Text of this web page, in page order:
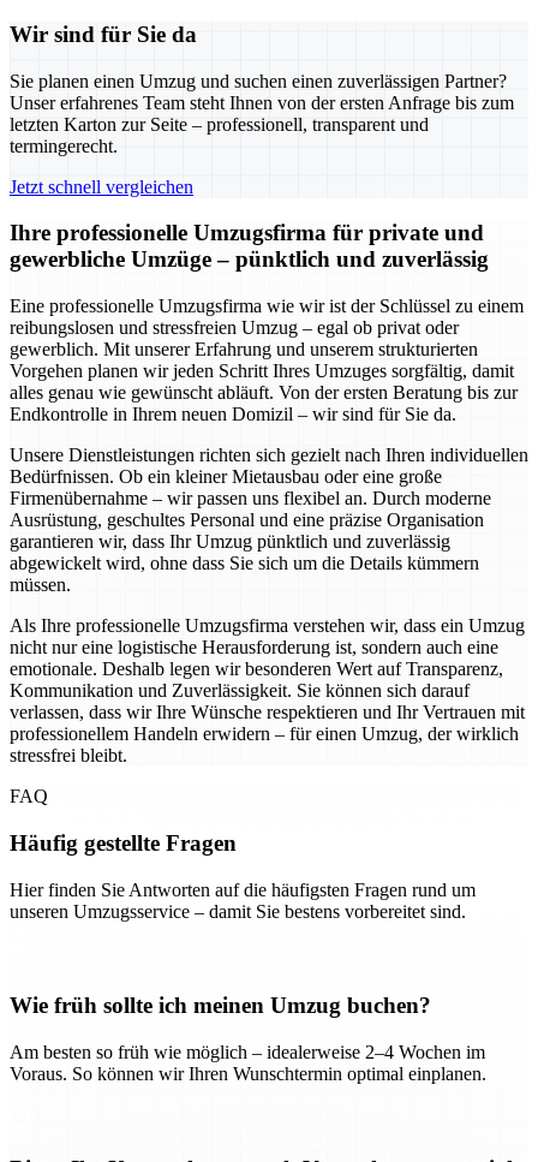
Wir sind für Sie da
Sie planen einen Umzug und suchen einen zuverlässigen Partner?
Unser erfahrenes Team steht Ihnen von der ersten Anfrage bis zum
letzten Karton zur Seite – professionell, transparent und
termingerecht.
Jetzt schnell vergleichen
Ihre professionelle Umzugsfirma für private und
gewerbliche Umzüge – pünktlich und zuverlässig
Eine professionelle Umzugsfirma wie wir ist der Schlüssel zu einem
reibungslosen und stressfreien Umzug – egal ob privat oder
gewerblich. Mit unserer Erfahrung und unserem strukturierten
Vorgehen planen wir jeden Schritt Ihres Umzuges sorgfältig, damit
alles genau wie gewünscht abläuft. Von der ersten Beratung bis zur
Endkontrolle in Ihrem neuen Domizil – wir sind für Sie da.
Unsere Dienstleistungen richten sich gezielt nach Ihren individuellen
Bedürfnissen. Ob ein kleiner Mietausbau oder eine große
Firmenübernahme – wir passen uns flexibel an. Durch moderne
Ausrüstung, geschultes Personal und eine präzise Organisation
garantieren wir, dass Ihr Umzug pünktlich und zuverlässig
abgewickelt wird, ohne dass Sie sich um die Details kümmern
müssen.
Als Ihre professionelle Umzugsfirma verstehen wir, dass ein Umzug
nicht nur eine logistische Herausforderung ist, sondern auch eine
emotionale. Deshalb legen wir besonderen Wert auf Transparenz,
Kommunikation und Zuverlässigkeit. Sie können sich darauf
verlassen, dass wir Ihre Wünsche respektieren und Ihr Vertrauen mit
professionellem Handeln erwidern – für einen Umzug, der wirklich
stressfrei bleibt.
FAQ
Häufig gestellte Fragen
Hier finden Sie Antworten auf die häufigsten Fragen rund um
unseren Umzugsservice – damit Sie bestens vorbereitet sind.
Wie früh sollte ich meinen Umzug buchen?
Am besten so früh wie möglich – idealerweise 2–4 Wochen im
Voraus. So können wir Ihren Wunschtermin optimal einplanen.